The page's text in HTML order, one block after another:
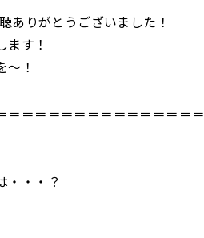
ありがとうございました！
す！
！
＝＝＝＝＝＝＝＝＝＝＝＝＝＝＝
・・・？